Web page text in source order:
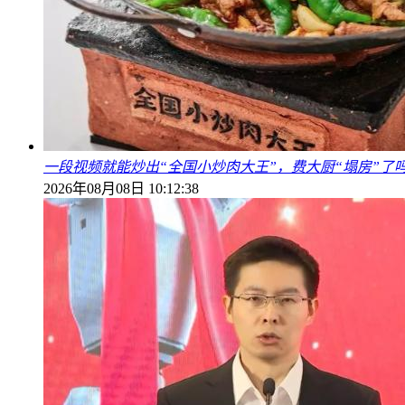
一段视频就能炒出“全国小炒肉大王”，费大厨“塌房”了
2026年08月08日 10:12:38